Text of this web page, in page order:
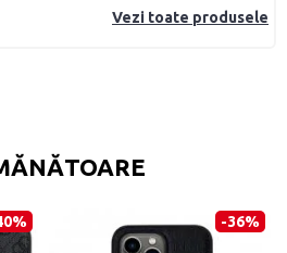
Vezi toate produsele
-36%